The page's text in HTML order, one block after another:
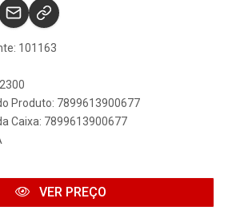
101163
Produto: 7899613900677
Caixa: 7899613900677
VER PREÇO